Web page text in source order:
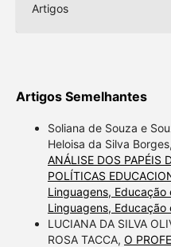
Artigos
Artigos Semelhantes
Soliana de Souza e
Heloisa da Silva Borges,
ANÁLISE DOS PAPÉIS
POLÍTICAS
Linguagens,
Linguagens, Educação
LUCIANA DA SILVA
ROSA TACCA, O